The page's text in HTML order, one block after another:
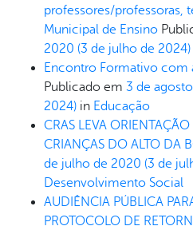
professores/professoras,
Municipal de Ensino
2020 (3 de julho de 2024)
Encontro Formativo com
Publicado em 3 de
2024) in Educação
CRAS LEVA
CRIANÇAS DO ALTO DA
de julho de 2020 (3 de
Desenvolvimento Social
AUDIÊNCIA PÚBLICA
PROTOCOLO DE